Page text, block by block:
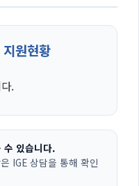
원현황
.
있습니다.
IGE 상담을 통해 확인